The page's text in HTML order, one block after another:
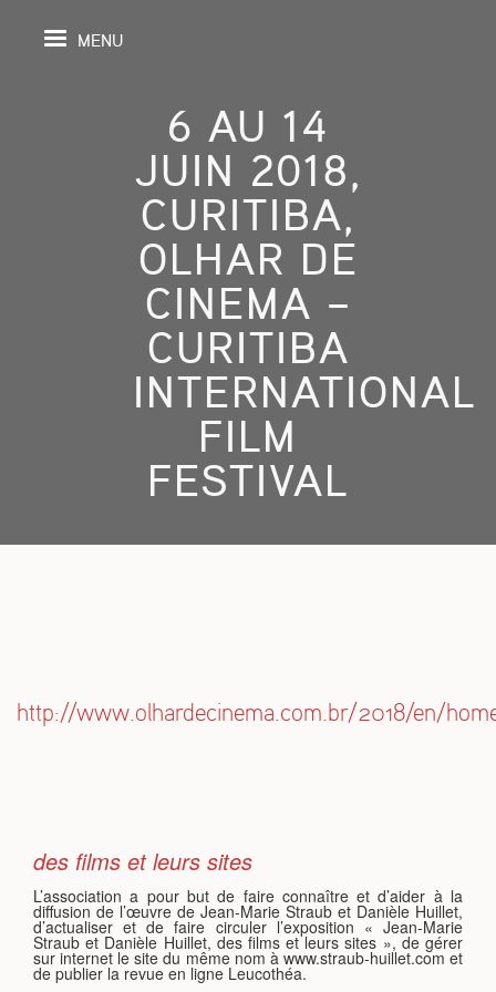
MENU
6 AU 14
JUIN 2018,
CURITIBA,
OLHAR DE
CINEMA –
CURITIBA
INTERNATIONAL
FILM
FESTIVAL
http://www.olhardecinema.com.br/2018/en/
des films et leurs sites
L’association a pour but de faire connaître et d’aider à la
diffusion de l’œuvre de Jean-Marie Straub et Danièle Huillet,
d’actualiser et de faire circuler l’exposition « Jean-Marie
Straub et Danièle Huillet, des films et leurs sites », de gérer
sur internet le site du même nom à www.straub-huillet.com et
de publier la revue en ligne Leucothéa.